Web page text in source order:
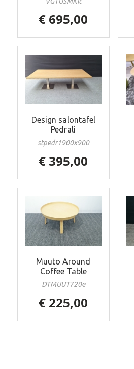
€ 695,00
Design salontafel
Pedrali
stpedr1900x900
€ 395,00
Muuto Around
Coffee Table
DTMUUT720e
€ 225,00